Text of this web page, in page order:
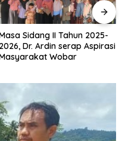
Sidang II Tahun 2025-
2026, Dr. Ardin serap Aspirasi
Wobar